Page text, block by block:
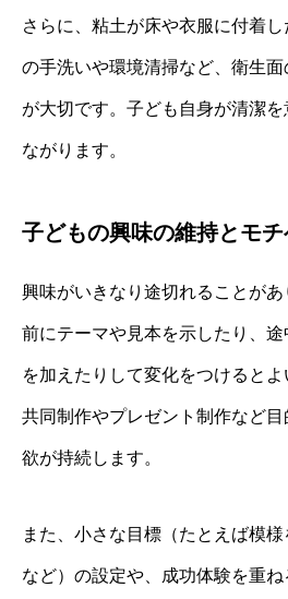
さらに、粘土が床や衣服に付着
の手洗いや環境清掃など、衛生
が大切です。子ども自身が清潔
ながります。
子どもの興味の維持とモ
興味がいきなり途切れることが
前にテーマや見本を示したり、
を加えたりして変化をつけると
共同制作やプレゼント制作など
欲が持続します。
また、小さな目標（たとえば模
など）の設定や、成功体験を重